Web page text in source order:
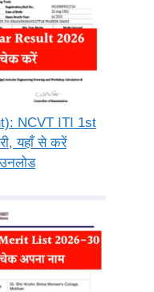
NCVT ITI 1st
यहाँ से करें